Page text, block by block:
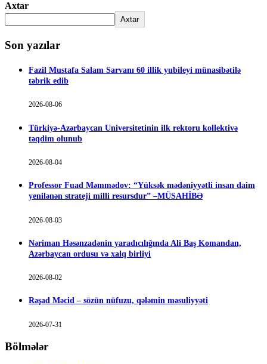
Axtar
Axtar
Son yazılar
Fazil Mustafa Salam Sarvanı 60 illik yubileyi münasibətilə
təbrik edib
2026-08-06
Türkiyə-Azərbaycan Universitetinin ilk rektoru kollektivə
təqdim olunub
2026-08-04
Professor Fuad Məmmədov: “Yüksək mədəniyyətli insan daim
yenilənən strateji milli resursdur” –MÜSAHİBƏ
2026-08-03
Nəriman Həsənzadənin yaradıcılığında Ali Baş Komandan,
Azərbaycan ordusu və xalq birliyi
2026-08-02
Rəşad Məcid – sözün nüfuzu, qələmin məsuliyyəti
2026-07-31
Bölmələr